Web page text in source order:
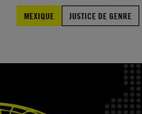
MEXIQUE
JUSTICE DE GENRE